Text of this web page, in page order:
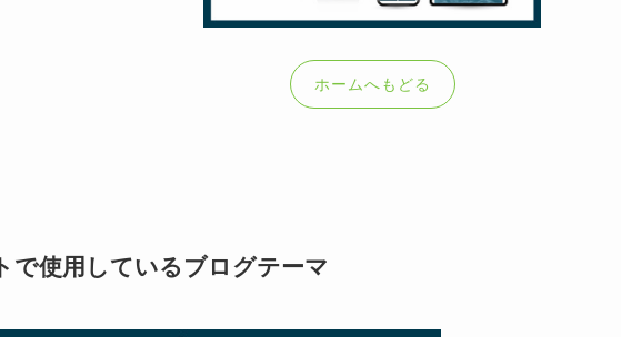
ホームへもどる
で使用しているブログテーマ